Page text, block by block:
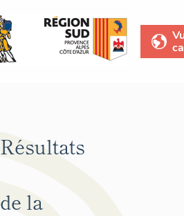
Résultats
de la